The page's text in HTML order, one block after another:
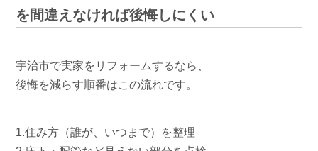
を間違えなければ後悔しにくい
宇治市で実家をリフォームするなら、
後悔を減らす順番はこの流れです。
1.住み方（誰が、いつまで）を整理